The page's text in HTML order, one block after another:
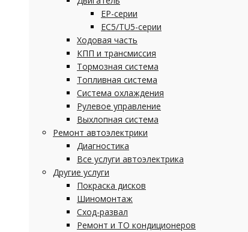
EP-серии
EC5/TU5-серии
Ходовая часть
КПП и трансмиссия
Тормозная система
Топливная система
Система охлаждения
Рулевое управление
Выхлопная система
Ремонт автоэлектрики
Диагностика
Все услуги автоэлектрика
Другие услуги
Покраска дисков
Шиномонтаж
Сход-развал
Ремонт и ТО кондиционеров